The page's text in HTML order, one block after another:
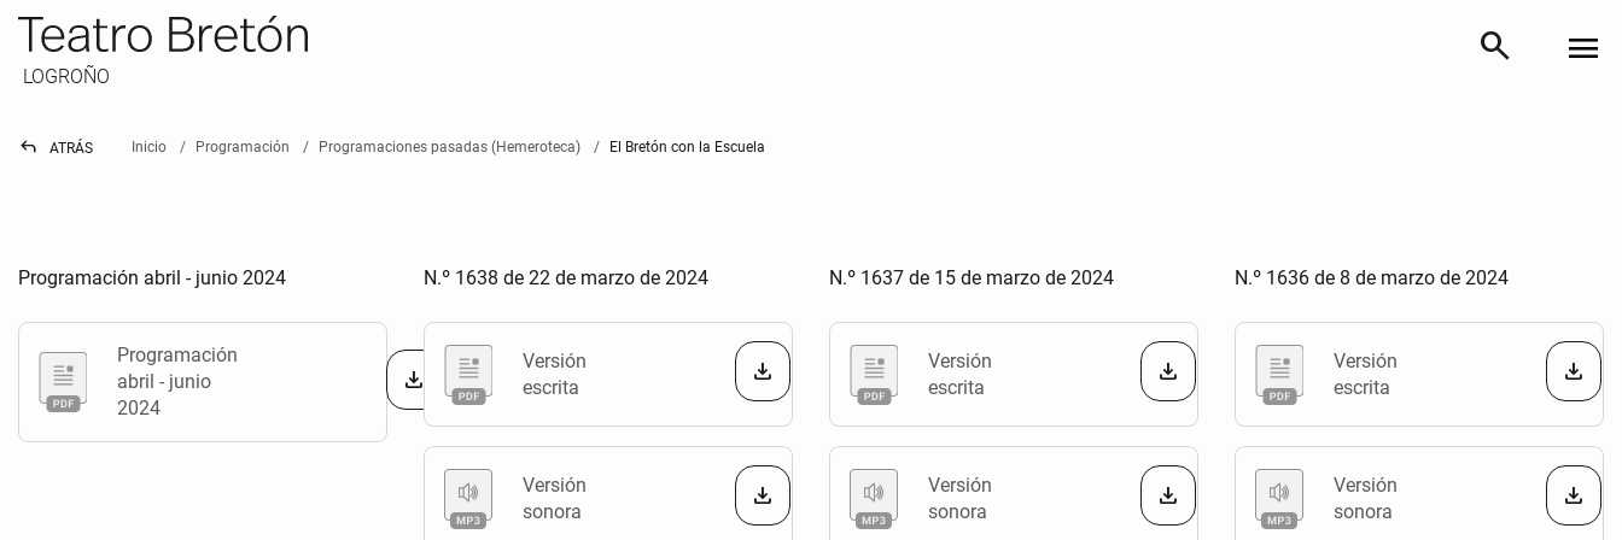
LOGROÑO
search menu
reply ATRÁS Inicio Programación Programaciones pasadas (Hemeroteca) El Bretón con la Escuela
Programación abril - junio 2024
Programación
abril - junio
2024
N.º 1638 de 22 de marzo de 2024
Versión
escrita
Versión
sonora
N.º 1637 de 15 de marzo de 2024
Versión
escrita
Versión
sonora
N.º 1636 de 8 de marzo de 2024
Versión
escrita
Versión
sonora